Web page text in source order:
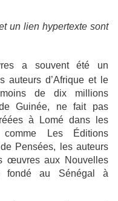
un lien hypertexte sont
a souvent été un
auteurs d’Afrique et le
de dix millions
Guinée, ne fait pas
à Lomé dans les
Les Éditions
Pensées, les auteurs
œuvres aux Nouvelles
fondé au Sénégal à